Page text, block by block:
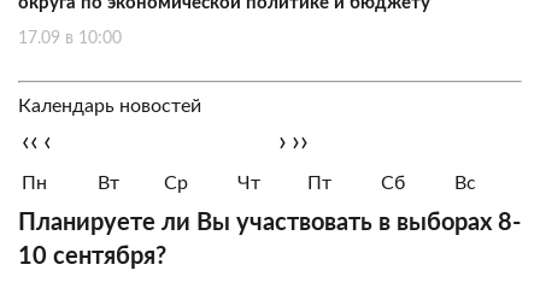
17.09 в 10:00
Календарь новостей
‹‹ ‹ › ››
Пн Вт Ср Чт Пт Сб Вс
Планируете ли Вы участвовать в выборах 8-
10 сентября?